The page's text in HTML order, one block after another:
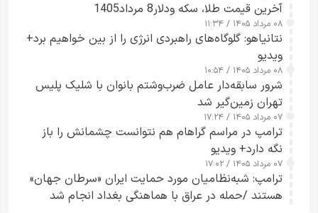
آخرین قیمت طلا، سکه ودلار8 مرداد1405
۰۸ مرداد ۱۴۰۵ / ۱۱:۳۴
نتانیاهو: گلوگاه‌های راهبردی انرژی را از بین خواهیم برد+
ویدیو
۰۸ مرداد ۱۴۰۵ / ۱۰:۵۴
شرور سابقه‌دار عامل ضرب‌وشتم بانوان با شلیک پلیس
تهران زمین‌گیر شد
۰۷ مرداد ۱۴۰۵ / ۱۷:۲۴
ترامپ در مراسم گراهام هم نتوانست چشمانش را باز
نگه دارد+ ویدیو
۰۷ مرداد ۱۴۰۵ / ۱۷:۰۲
ترامپ: شبه‌نظامیان مورد حمایت ایران «سرطان جهان»
هستند /حمله در عراق با هماهنگی بغداد انجام شد